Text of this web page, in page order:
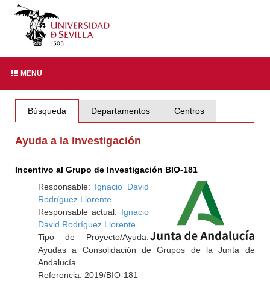
MENU
Búsqueda Departamentos Centros
Ayuda a la investigación
Incentivo al Grupo de Investigación BIO-181
Responsable: Ignacio David
Rodríguez Llorente
Responsable actual: Ignacio
David Rodríguez Llorente
Tipo de Proyecto/Ayuda:
Ayudas a Consolidación de Grupos de la Junta de
Andalucía
Referencia: 2019/BIO-181